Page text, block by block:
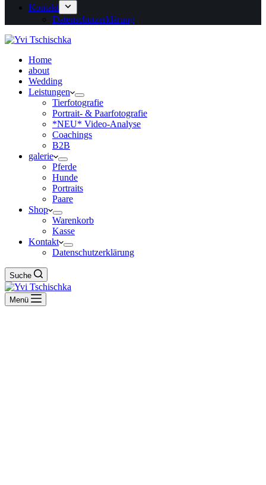
Kontakt
Datenschutzerklärung
Home
about
Wedding
Leistungen
Tierfotografie
Portrait- & Paarfotografie
*NEU* Video-Analyse
Coachings
B2B
galerie
Pferde
Hunde
Portraits
Paare
Shop
Warenkorb
Kasse
Kontakt
Datenschutzerklärung
Suche
Menü